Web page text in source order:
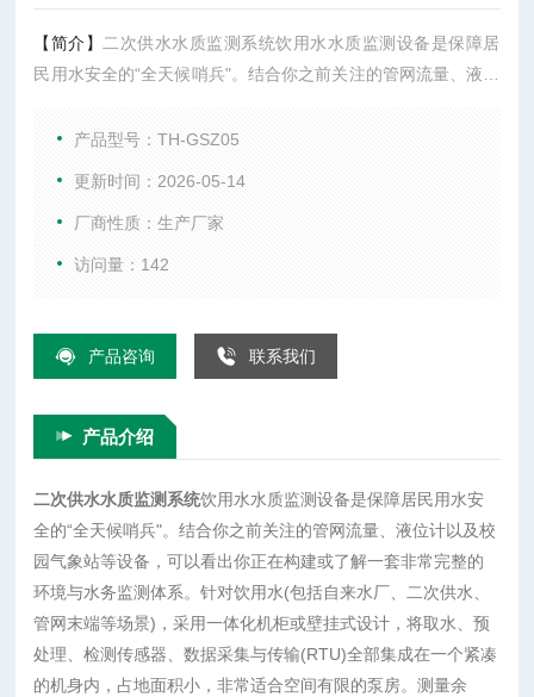
【简介】 二次供水水质监测系统饮用水水质监测设备是保障居
民用水安全的“全天候哨兵"。结合你之前关注的管网流量、液位
常完整的环境与水务监测体系。针对饮用水(包括自来水厂、二
一个紧凑的机身内，占地面积小，非常适合空间有限的泵房。
测量余氯、pH、
产品型号：TH-GSZ05
更新时间：2026-05-14
厂商性质：生产厂家
访问量：142
产品咨询 联系我们
产品介绍
二次供水水质监测系统饮用水水质监测设备是保障居民用水安
全的“全天候哨兵"。结合你之前关注的管网流量、液位计以及校
园气象站等设备，可以看出你正在构建或了解一套非常完整的
环境与水务监测体系。针对饮用水(包括自来水厂、二次供水、
管网末端等场景)，采用一体化机柜或壁挂式设计，将取水、预
处理、检测传感器、数据采集与传输(RTU)全部集成在一个紧凑
的机身内，占地面积小，非常适合空间有限的泵房。测量余